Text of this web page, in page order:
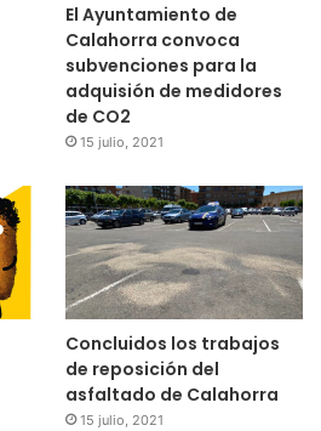
El Ayuntamiento de
Calahorra convoca
subvenciones para la
adquisión de medidores
de CO2
15 julio, 2021
Concluidos los trabajos
de reposición del
asfaltado de Calahorra
15 julio, 2021